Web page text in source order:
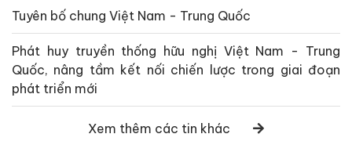
Tuyên bố chung Việt Nam - Trung Quốc
Phát huy truyền thống hữu nghị Việt Nam - Trung
Quốc, nâng tầm kết nối chiến lược trong giai đoạn
phát triển mới
Xem thêm các tin khác